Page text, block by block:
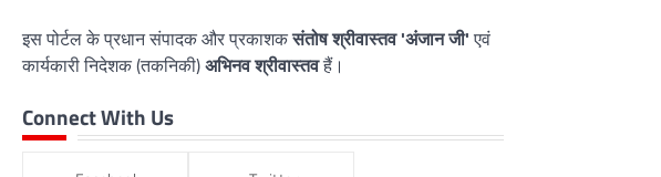
इस पोर्टल के प्रधान संपादक और प्रकाशकसंतोष श्रीवास्तव 'अंजान जी'एवं
कार्यकारी निदेशक (तकनिकी)अभिनव श्रीवास्तवहैं।
Connect With Us